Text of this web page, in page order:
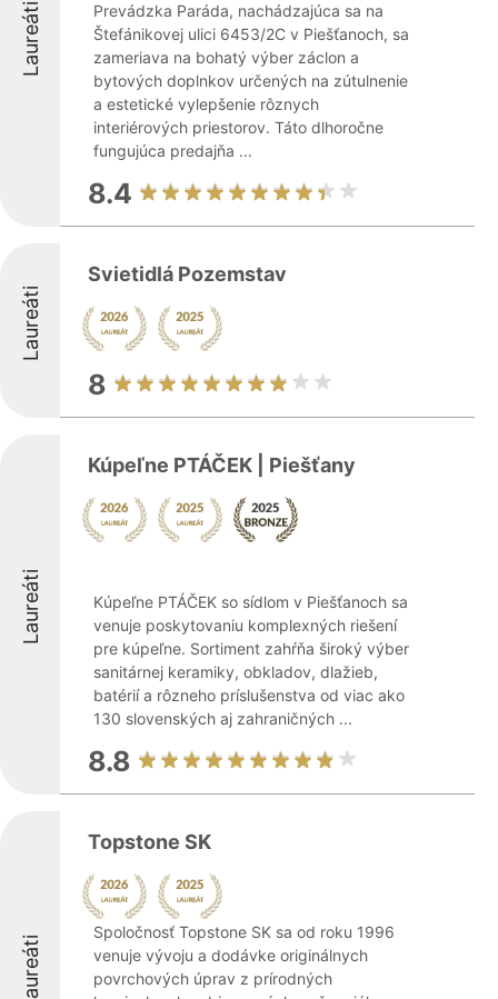
Laureáti
Prevádzka Paráda, nachádzajúca sa na
Štefánikovej ulici 6453/2C v Piešťanoch, sa
zameriava na bohatý výber záclon a
bytových doplnkov určených na zútulnenie
a estetické vylepšenie rôznych
interiérových priestorov. Táto dlhoročne
fungujúca predajňa ...
8.4
Laureáti
Svietidlá Pozemstav
8
Laureáti
Kúpeľne PTÁČEK | Piešťany
Kúpeľne PTÁČEK so sídlom v Piešťanoch sa
venuje poskytovaniu komplexných riešení
pre kúpeľne. Sortiment zahŕňa široký výber
sanitárnej keramiky, obkladov, dlažieb,
batérií a rôzneho príslušenstva od viac ako
130 slovenských aj zahraničných ...
8.8
Laureáti
Topstone SK
Spoločnosť Topstone SK sa od roku 1996
venuje vývoju a dodávke originálnych
povrchových úprav z prírodných